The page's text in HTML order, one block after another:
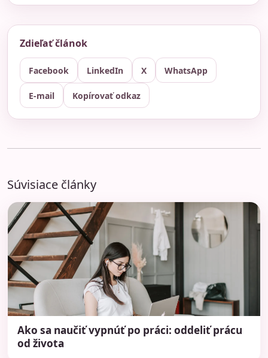
Zdieľať článok
Facebook LinkedIn X WhatsApp
E-mail Kopírovať odkaz
Súvisiace články
Ako sa naučiť vypnúť po práci: oddeliť prácu
od života